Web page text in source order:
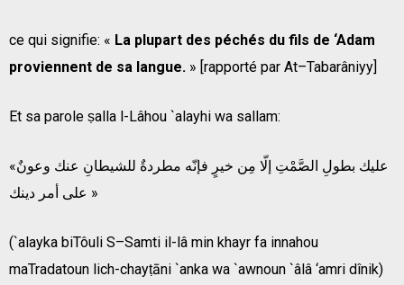
ce qui signifie: « La plupart des péchés du fils de ‘Adam
proviennent de sa langue. » [rapporté par At–Tabarâniyy]
Et sa parole ṣalla l-Lâhou `alayhi wa sallam:
«عليك بطولِ الصَّمْتِ إلّا مِن خيرٍ فإنّه مطردةٌ للشيطانِ عنك وعونٌ
على أمر دينك »
(`alayka biTôuli S–Samti il-lâ min khayr fa innahou
maTradatoun lich-chayṭāni `anka wa `awnoun `âlâ ‘amri dînik)